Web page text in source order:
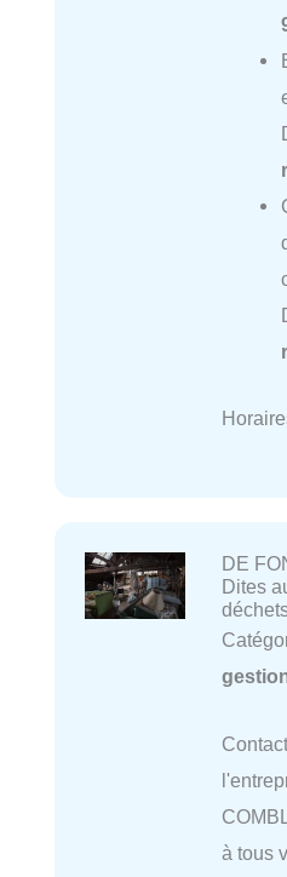
DE
Dites
à tous